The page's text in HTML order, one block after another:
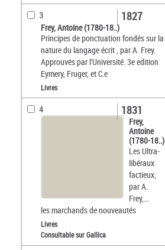
3
Frey, Antoine (1780-18..)
Principes de ponctuation fondés sur la
nature du langage écrit , par A. Frey.
Approuvés par l'Université. 3e edition
Eymery, Fruger, et C.e
1827
Livres
4
Frey,
Antoine
(1780-18..)
Les Ultra-
libéraux
factieux,
par A.
Frey,...
les marchands de nouveautés
1831
Livres
Consultable sur Gallica